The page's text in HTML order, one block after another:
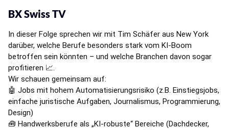
BX Swiss TV
In dieser Folge sprechen wir mit Tim Schäfer aus New York
darüber, welche Berufe besonders stark vom KI-Boom
betroffen sein könnten – und welche Branchen davon sogar
profitieren 📈.
Wir schauen gemeinsam auf:
🤖 Jobs mit hohem Automatisierungsrisiko (z.B. Einstiegsjobs,
einfache juristische Aufgaben, Journalismus, Programmierung,
Design)
🧰 Handwerksberufe als „KI-robuste“ Bereiche (Dachdecker,